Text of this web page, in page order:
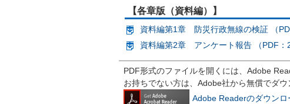
【各章版（資料編）】
資料編第1章 防災行政無線の検証 （
資料編第2章 アンケート報告 （PDF：
PDF形式のファイルを開くには、Adobe
お持ちでない方は、Adobe社から無償でダウ
Adobe Readerのダウンロ